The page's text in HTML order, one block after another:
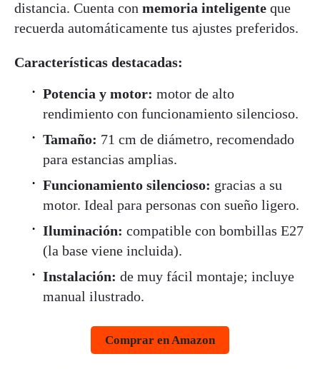
distancia. Cuenta con memoria inteligente que
recuerda automáticamente tus ajustes preferidos.
Características destacadas:
Potencia y motor: motor de alto
rendimiento con funcionamiento silencioso.
Tamaño: 71 cm de diámetro, recomendado
para estancias amplias.
Funcionamiento silencioso: gracias a su
motor. Ideal para personas con sueño ligero.
Iluminación: compatible con bombillas E27
(la base viene incluida).
Instalación: de muy fácil montaje; incluye
manual ilustrado.
Comprar en Amazon